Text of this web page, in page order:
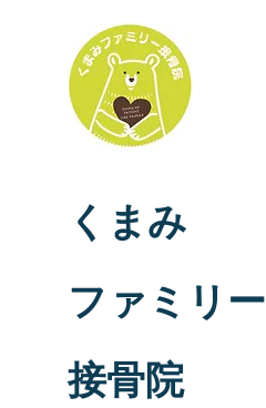
くまみ
​ファミリー
接骨院